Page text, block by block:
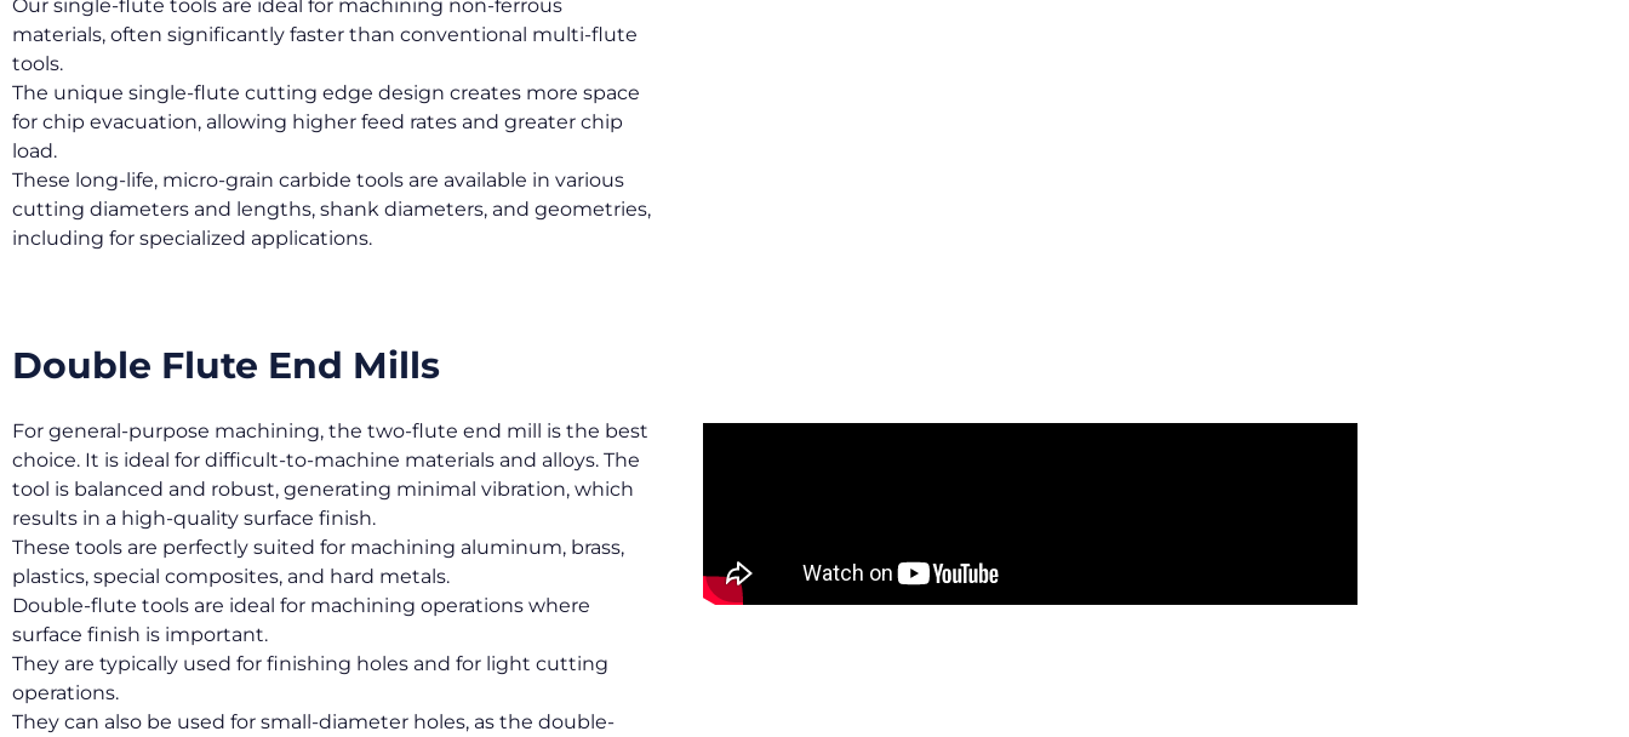
Our single-flute tools are ideal for machining non-ferrous
materials, often significantly faster than conventional multi-flute
tools.
The unique single-flute cutting edge design creates more space
for chip evacuation, allowing higher feed rates and greater chip
load.
These long-life, micro-grain carbide tools are available in various
cutting diameters and lengths, shank diameters, and geometries,
including for specialized applications.
Double Flute End Mills
For general-purpose machining, the two-flute end mill is the best
choice. It is ideal for difficult-to-machine materials and alloys. The
tool is balanced and robust, generating minimal vibration, which
results in a high-quality surface finish.
These tools are perfectly suited for machining aluminum, brass,
plastics, special composites, and hard metals.
Double-flute tools are ideal for machining operations where
surface finish is important.
They are typically used for finishing holes and for light cutting
operations.
They can also be used for small-diameter holes, as the double-